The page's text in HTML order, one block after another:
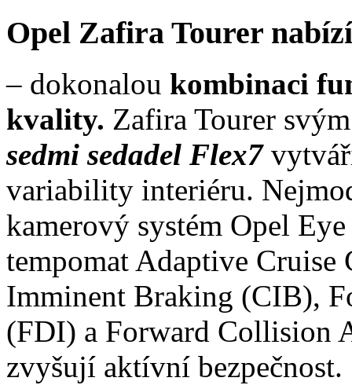
Opel Zafira Tourer nabízí
– dokonalou kombinaci
kvality. Zafira Tourer
sedmi sedadel Flex7
variability interiéru.
kamerový systém Opel
tempomat Adaptive
Imminent Braking (CIB),
(FDI) a Forward Collision
zvyšují aktívní bezpečnost.